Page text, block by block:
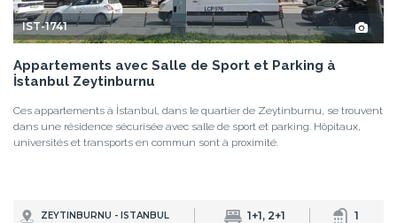
IST-1741
Appartements avec Salle de Sport et Parking à
İstanbul Zeytinburnu
Ces appartements à İstanbul, dans le quartier de Zeytinburnu, se trouvent
dans une résidence sécurisée avec salle de sport et parking. Hôpitaux,
universités et transports en commun sont à proximité.
ZEYTINBURNU - ISTANBUL 1+1, 2+1 1